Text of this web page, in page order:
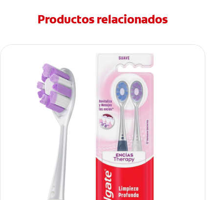
Productos relacionados